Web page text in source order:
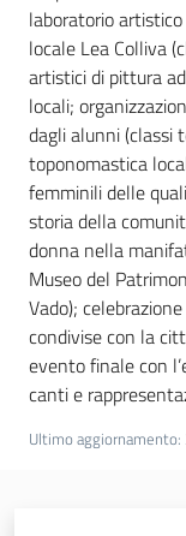
laboratorio
locale Lea Colliva
artistici di pittura
locali;
dagli alunni (classi
toponomastica
femminili delle
storia della
donna nella
Museo del
Vado);
condivise con la
evento finale con
canti e
Ultimo aggiornamento: